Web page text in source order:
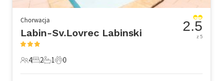
Chorwacja
Labin-Sv.Lovrec Labinski
4 Goście
4
2 Sypialnie
2
1 Łazienka
1
0 Zwierzęta domowe
0
2.5
z 5